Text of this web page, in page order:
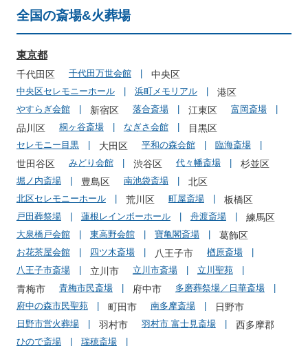
全国の斎場&火葬場
東京都
千代田区 千代田万世会館 中央区
中央区セレモニーホール 浜町メモリアル 港区
やすらぎ会館 新宿区 落合斎場 江東区 富岡斎場
品川区 桐ヶ谷斎場 なぎさ会館 目黒区
セレモニー目黒 大田区 平和の森会館 臨海斎場
世田谷区 みどり会館 渋谷区 代々幡斎場 杉並区
堀ノ内斎場 豊島区 南池袋斎場 北区
北区セレモニーホール 荒川区 町屋斎場 板橋区
戸田葬祭場 蓮根レインボーホール 舟渡斎場 練馬区
大泉橋戸会館 東高野会館 寶亀閣斎場 葛飾区
お花茶屋会館 四ツ木斎場 八王子市
楢原斎場
八王子市斎場
立川市 立川市斎場 立川聖苑
青梅市 青梅市民斎場 府中市
多磨葬祭場／日華斎場
府中の森市民聖苑
町田市 南多摩斎場 日野市
日野市営火葬場 羽村市 羽村市 富士見斎場 西多摩郡
ひので斎場 瑞穂斎場